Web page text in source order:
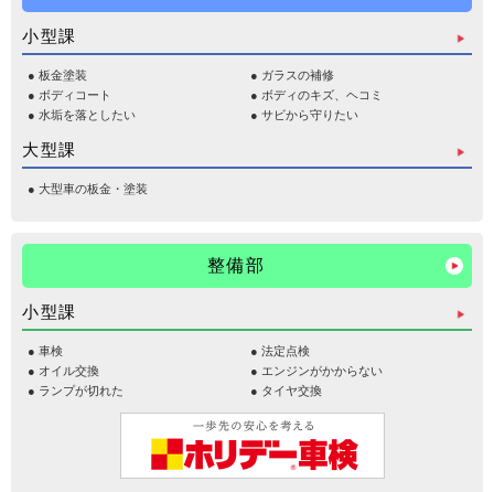
小型課
板金塗装
ガラスの補修
ボディコート
ボディのキズ、ヘコミ
水垢を落としたい
サビから守りたい
大型課
大型車の板金・塗装
整備部
小型課
車検
法定点検
オイル交換
エンジンがかからない
ランプが切れた
タイヤ交換